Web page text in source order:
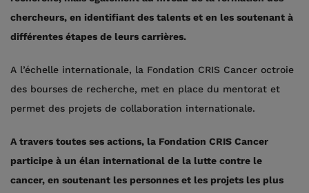
chercheurs, en identifiant des talents et en les soutenant à
différentes étapes de leurs carrières.
A l’échelle internationale, la Fondation CRIS Cancer octroie
des bourses de recherche, met en place du mentorat et
permet des projets de collaboration internationale.
A travers toutes ses actions, la Fondation CRIS Cancer
participe à un élan international de la lutte contre le
cancer, en soutenant les personnes et les projets les plus